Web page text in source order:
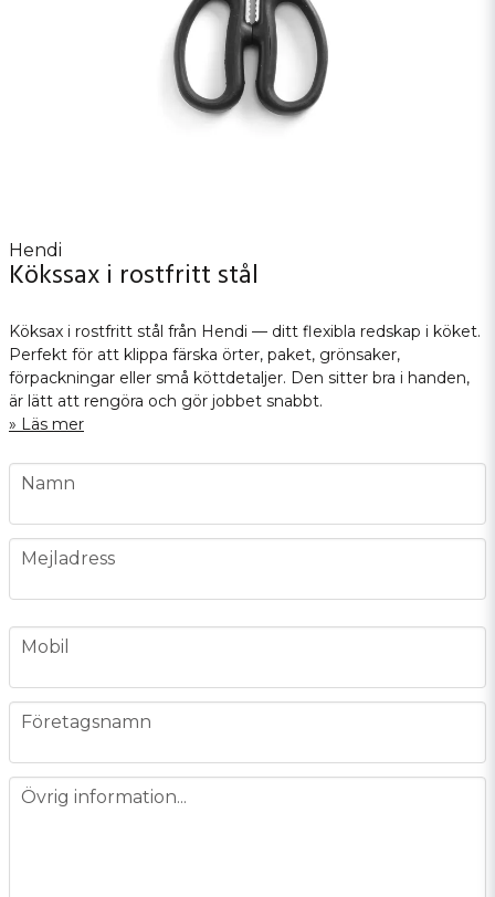
Hendi
Kökssax i rostfritt stål
Köksax i rostfritt stål från Hendi — ditt flexibla redskap i köket.
Perfekt för att klippa färska örter, paket, grönsaker,
förpackningar eller små köttdetaljer. Den sitter bra i handen,
är lätt att rengöra och gör jobbet snabbt.
Läs mer
name
Namn
email
Mejladress
phone
Mobil
company
Företagsnamn
message
Övrig information...